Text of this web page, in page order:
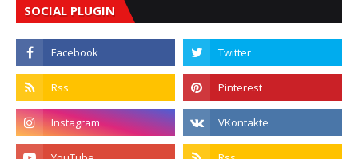
SOCIAL PLUGIN